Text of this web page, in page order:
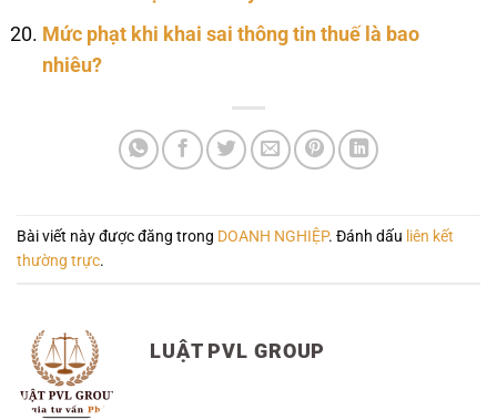
Mức phạt khi khai sai thông tin thuế là bao
nhiêu?
Bài viết này được đăng trong DOANH NGHIỆP. Đánh dấu liên kết
thường trực.
LUẬT PVL GROUP